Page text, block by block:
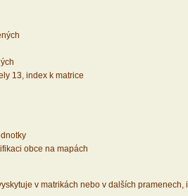
13, index k matrice
obce na mapách
v matrikách nebo v dalších pramenech, i